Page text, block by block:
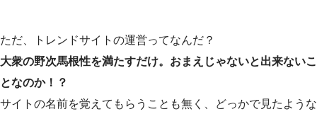
ただ、トレンドサイトの運営ってなんだ？
大衆の野次馬根性を満たすだけ。おまえじゃないと出来ないこ
となのか！？
サイトの名前を覚えてもらうことも無く、どっかで見たような